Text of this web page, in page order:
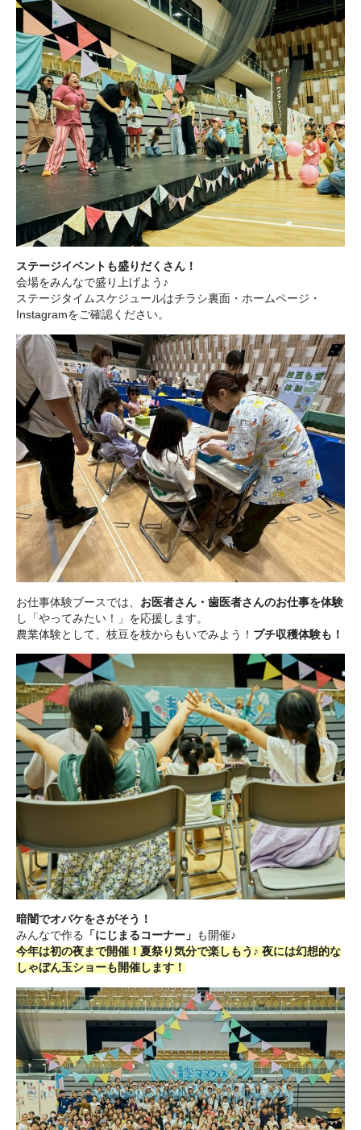
ステージイベントも盛りだくさん！
会場をみんなで盛り上げよう♪
ステージタイムスケジュールはチラシ裏面・ホームページ・
Instagramをご確認ください。
お仕事体験ブースでは、 お医者さん・歯医者さんのお仕事を体験
し「やってみたい！」を応援します。
農業体験として、枝豆を枝からもいでみよう！ プチ収穫体験も！
暗闇でオバケをさがそう！
みんなで作る
「にじまるコーナー」 も開催♪
今年は初の夜まで開催！夏祭り気分で楽しもう♪ 夜には幻想的な
しゃぼん玉ショーも開催します！